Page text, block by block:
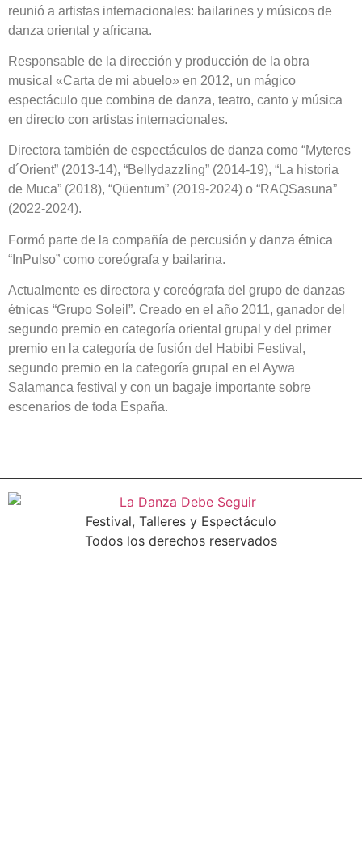
reunió a artistas internacionales: bailarines y músicos de
danza oriental y africana.
Responsable de la dirección y producción de la obra
musical «Carta de mi abuelo» en 2012, un mágico
espectáculo que combina de danza, teatro, canto y música
en directo con artistas internacionales.
Directora también de espectáculos de danza como “Myteres
d´Orient” (2013-14), “Bellydazzling” (2014-19), “La historia
de Muca” (2018), “Qüentum” (2019-2024) o “RAQSasuna”
(2022-2024).
Formó parte de la compañía de percusión y danza étnica
“InPulso” como coreógrafa y bailarina.
Actualmente es directora y coreógrafa del grupo de danzas
étnicas “Grupo Soleil”. Creado en el año 2011, ganador del
segundo premio en categoría oriental grupal y del primer
premio en la categoría de fusión del Habibi Festival,
segundo premio en la categoría grupal en el Aywa
Salamanca festival y con un bagaje importante sobre
escenarios de toda España.
Festival, Talleres y Espectáculo
Todos los derechos reservados